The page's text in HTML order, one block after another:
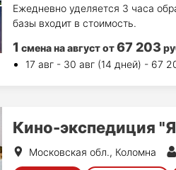
Ежедневно уделяется 3 часа
базы входит в стоимость.
1 смена на августот67 203
17 авг - 30 авг (14 дней) - 67
Кино-экспедиция
Московская обл., Коломна